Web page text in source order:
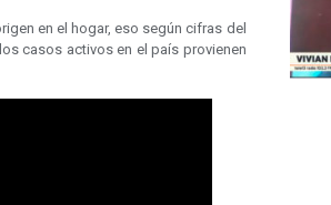
en el hogar, eso según cifras del
casos activos en el país provienen